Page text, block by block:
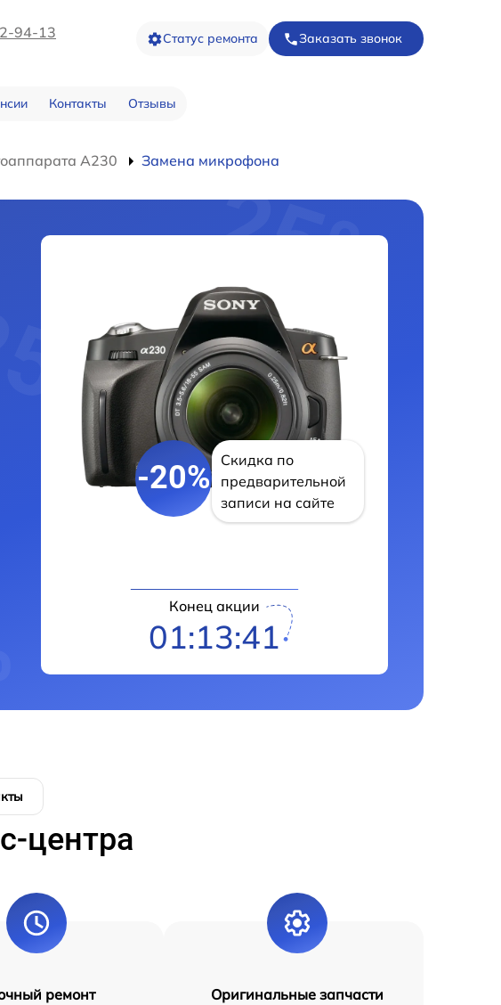
94-13 Статус ремонта Заказать звонок
Контакты Отзывы
A230 Замена микрофона
-20%
Скидка по
предварительной
записи на сайте
Конец акции
01:13:40
центра
ремонт Оригинальные запчасти